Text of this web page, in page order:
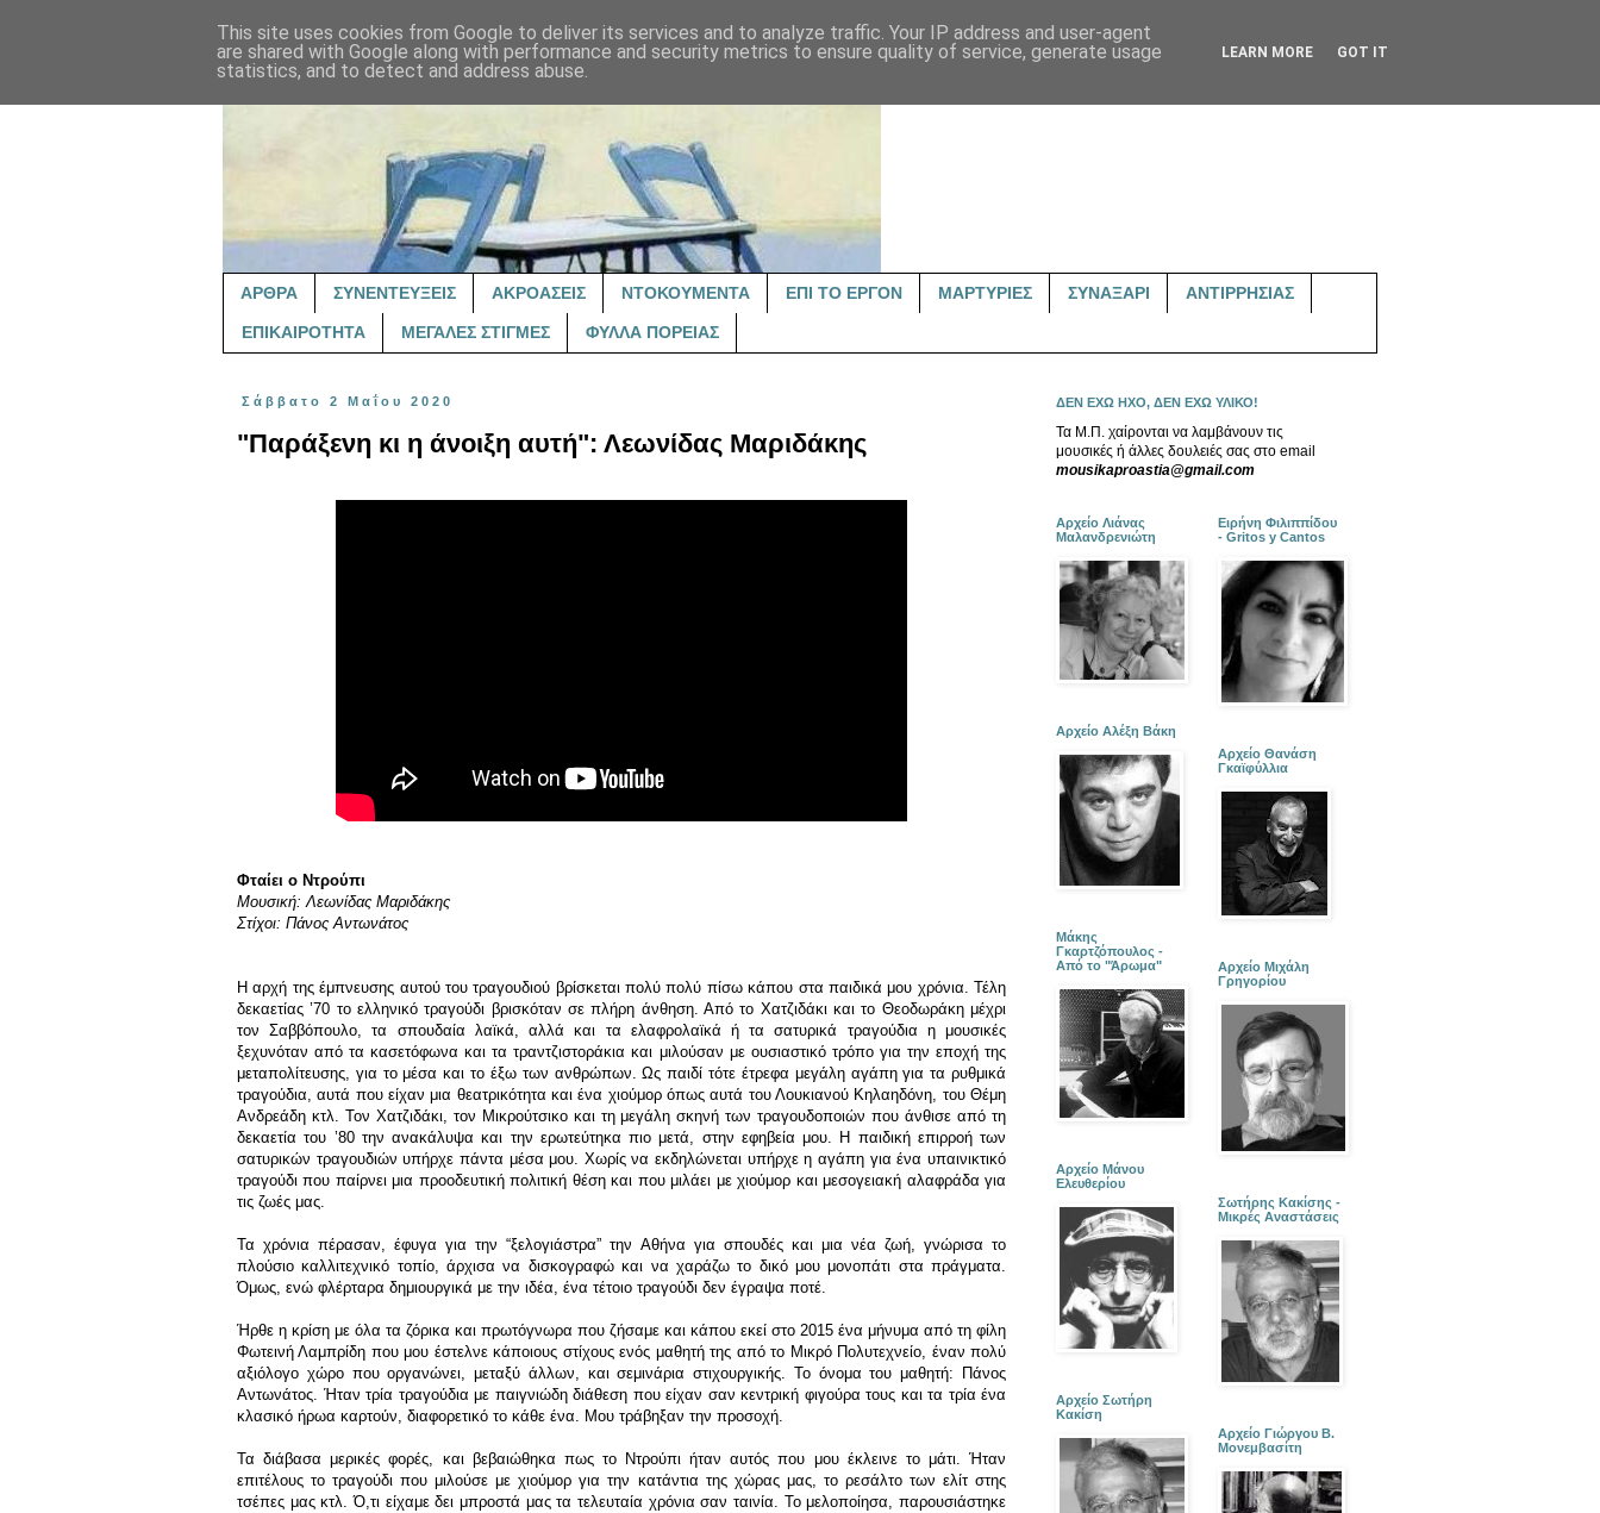
ΑΡΘΡΑ ΣΥΝΕΝΤΕΥΞΕΙΣ ΑΚΡΟΑΣΕΙΣ ΝΤΟΚΟΥΜΕΝΤΑ ΕΠΙ ΤΟ ΕΡΓΟΝ ΜΑΡΤΥΡΙΕΣ ΣΥΝΑΞΑΡΙ ΑΝΤΙΡΡΗΣΙΑΣ
ΕΠΙΚΑΙΡΟΤΗΤΑ ΜΕΓΑΛΕΣ ΣΤΙΓΜΕΣ ΦΥΛΛΑ ΠΟΡΕΙΑΣ
Σάββατο 2 Μαΐου 2020
"Παράξενη κι η άνοιξη αυτή": Λεωνίδας Μαριδάκης
Φταίει ο Ντρούπι
Μουσική: Λεωνίδας Μαριδάκης
Στίχοι: Πάνος Αντωνάτος
Η αρχή της έμπνευσης αυτού του τραγουδιού βρίσκεται πολύ πολύ πίσω κάπου στα παιδικά μου χρόνια. Τέλη
δεκαετίας ’70 το ελληνικό τραγούδι βρισκόταν σε πλήρη άνθηση. Από το Χατζιδάκι και το Θεοδωράκη μέχρι
τον Σαββόπουλο, τα σπουδαία λαϊκά, αλλά και τα ελαφρολαϊκά ή τα σατυρικά τραγούδια η μουσικές
ξεχυνόταν από τα κασετόφωνα και τα τραντζιστοράκια και μιλούσαν με ουσιαστικό τρόπο για την εποχή της
μεταπολίτευσης, για το μέσα και το έξω των ανθρώπων. Ως παιδί τότε έτρεφα μεγάλη αγάπη για τα ρυθμικά
τραγούδια, αυτά που είχαν μια θεατρικότητα και ένα χιούμορ όπως αυτά του Λουκιανού Κηλαηδόνη, του Θέμη
Ανδρεάδη κτλ. Τον Χατζιδάκι, τον Μικρούτσικο και τη μεγάλη σκηνή των τραγουδοποιών που άνθισε από τη
δεκαετία του ’80 την ανακάλυψα και την ερωτεύτηκα πιο μετά, στην εφηβεία μου. Η παιδική επιρροή των
σατυρικών τραγουδιών υπήρχε πάντα μέσα μου. Χωρίς να εκδηλώνεται υπήρχε η αγάπη για ένα υπαινικτικό
τραγούδι που παίρνει μια προοδευτική πολιτική θέση και που μιλάει με χιούμορ και μεσογειακή αλαφράδα για
τις ζωές μας.
Τα χρόνια πέρασαν, έφυγα για την “ξελογιάστρα” την Αθήνα για σπουδές και μια νέα ζωή, γνώρισα το
πλούσιο καλλιτεχνικό τοπίο, άρχισα να δισκογραφώ και να χαράζω το δικό μου μονοπάτι στα πράγματα.
Όμως, ενώ φλέρταρα δημιουργικά με την ιδέα, ένα τέτοιο τραγούδι δεν έγραψα ποτέ.
Ήρθε η κρίση με όλα τα ζόρικα και πρωτόγνωρα που ζήσαμε και κάπου εκεί στο 2015 ένα μήνυμα από τη φίλη
Φωτεινή Λαμπρίδη που μου έστελνε κάποιους στίχους ενός μαθητή της από το Μικρό Πολυτεχνείο, έναν πολύ
αξιόλογο χώρο που οργανώνει, μεταξύ άλλων, και σεμινάρια στιχουργικής. Το όνομα του μαθητή: Πάνος
Αντωνάτος. Ήταν τρία τραγούδια με παιγνιώδη διάθεση που είχαν σαν κεντρική φιγούρα τους και τα τρία ένα
κλασικό ήρωα καρτούν, διαφορετικό το κάθε ένα. Μου τράβηξαν την προσοχή.
Τα διάβασα μερικές φορές, και βεβαιώθηκα πως το Ντρούπι ήταν αυτός που μου έκλεινε το μάτι. Ήταν
επιτέλους το τραγούδι που μιλούσε με χιούμορ για την κατάντια της χώρας μας, το ρεσάλτο των ελίτ στης
τσέπες μας κτλ. Ό,τι είχαμε δει μπροστά μας τα τελευταία χρόνια σαν ταινία. Το μελοποίησα, παρουσιάστηκε
ΔΕΝ ΕΧΩ ΗΧΟ, ΔΕΝ ΕΧΩ ΥΛΙΚΟ!
Τα Μ.Π. χαίρονται να λαμβάνουν τις
μουσικές ή άλλες δουλειές σας στο email
mousikaproastia@gmail.com
Αρχείο Λιάνας
Μαλανδρενιώτη
Αρχείο Αλέξη Βάκη
Μάκης
Γκαρτζόπουλος -
Από το "Άρωμα"
Αρχείο Μάνου
Ελευθερίου
Αρχείο Σωτήρη
Κακίση
Ειρήνη Φιλιππίδου
- Gritos y Cantos
Αρχείο Θανάση
Γκαϊφύλλια
Αρχείο Μιχάλη
Γρηγορίου
Σωτήρης Κακίσης -
Μικρές Αναστάσεις
Αρχείο Γιώργου Β.
Μονεμβασίτη
This site uses cookies from Google to deliver its services and to analyze traffic. Your IP address and user-agent
are shared with Google along with performance and security metrics to ensure quality of service, generate usage
statistics, and to detect and address abuse.
LEARN MORE GOT IT